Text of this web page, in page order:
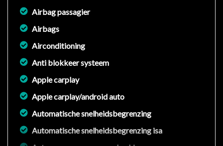
Airbag passagier
Airbags
Airconditioning
Anti blokkeer systeem
Apple carplay
Apple carplay/android auto
Automatische snelheidsbegrenzing
Automatische snelheidsbegrenzing isa